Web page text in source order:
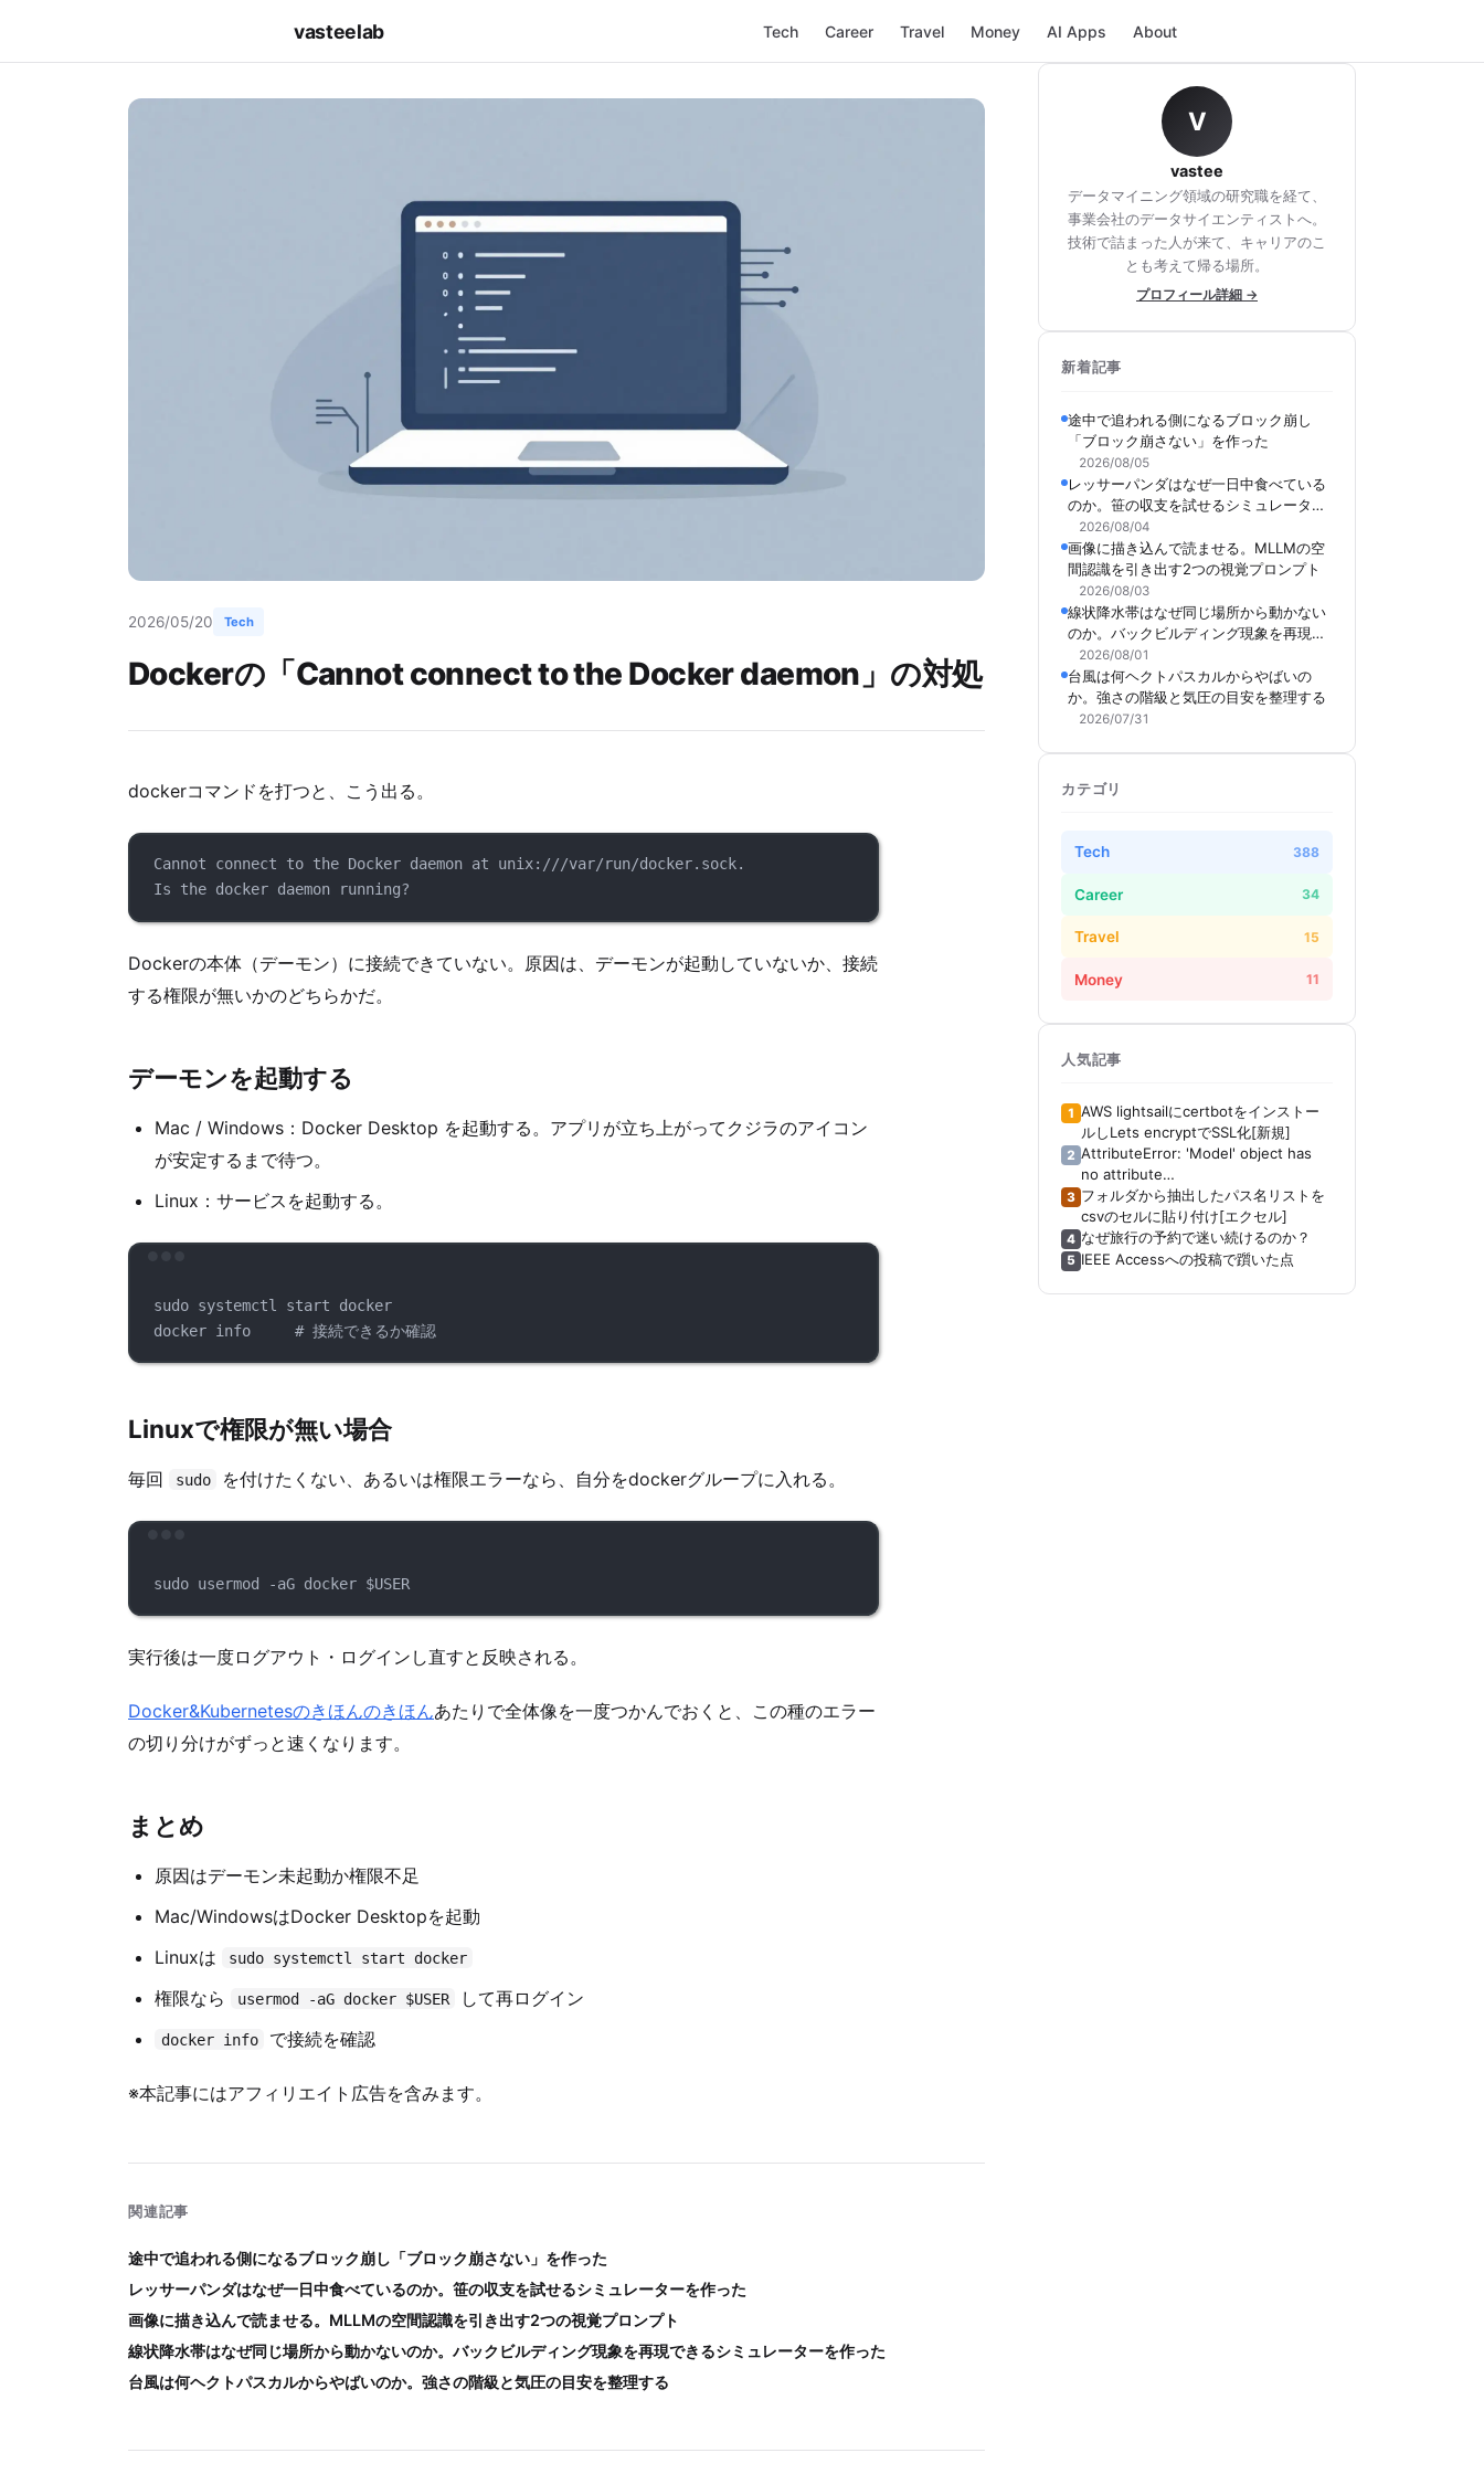
vasteelab Tech Career Travel Money AI Apps About
2026/05/20 Tech
Dockerの「Cannot connect to the Docker daemon」の対処
dockerコマンドを打つと、こう出る。
Cannot connect to the Docker daemon at unix:///var/run/docker.sock.
Is the docker daemon running?
Dockerの本体（デーモン）に接続できていない。原因は、デーモンが起動していないか、接続
する権限が無いかのどちらかだ。
デーモンを起動する
Mac / Windows：Docker Desktop を起動する。アプリが立ち上がってクジラのアイコン
が安定するまで待つ。
Linux：サービスを起動する。
sudo systemctl start
docker
docker info # 接続できるか確認
Linuxで権限が無い場合
毎回 sudo を付けたくない、あるいは権限エラーなら、自分をdockerグループに入れる。
sudo usermod -aG docker $USER
実行後は一度ログアウト・ログインし直すと反映される。
Docker&Kubernetesのきほんのきほんあたりで全体像を一度つかんでおくと、この種のエラー
の切り分けがずっと速くなります。
まとめ
原因はデーモン未起動か権限不足
Mac/WindowsはDocker Desktopを起動
Linuxは
sudo systemctl start docker
権限なら usermod -aG docker $USER して再ログイン
docker info で接続を確認
※本記事にはアフィリエイト広告を含みます。
関連記事
途中で追われる側になるブロック崩し「ブロック崩さない」を作った
レッサーパンダはなぜ一日中食べているのか。笹の収支を試せるシミュレーターを作った
画像に描き込んで読ませる。MLLMの空間認識を引き出す2つの視覚プロンプト
線状降水帯はなぜ同じ場所から動かないのか。バックビルディング現象を再現できるシミュレーターを作った
台風は何ヘクトパスカルからやばいのか。強さの階級と気圧の目安を整理する
V
vastee
データマイニング領域の研究職を経て、
事業会社のデータサイエンティストへ。
技術で詰まった人が来て、キャリアのこ
とも考えて帰る場所。
プロフィール詳細 →
新着記事
途中で追われる側になるブロック崩し
「ブロック崩さない」を作った
2026/08/05
レッサーパンダはなぜ一日中食べている
のか。笹の収支を試せるシミュレーター
を作った
2026/08/04
画像に描き込んで読ませる。MLLMの空
間認識を引き出す2つの視覚プロンプト
2026/08/03
線状降水帯はなぜ同じ場所から動かない
のか。バックビルディング現象を再現で
きるシミュレーターを作った
2026/08/01
台風は何ヘクトパスカルからやばいの
か。強さの階級と気圧の目安を整理する
2026/07/31
カテゴリ
Tech 388
Career 34
Travel 15
Money 11
人気記事
1 AWS lightsailにcertbotをインストー
ルしLets encryptでSSL化[新規]
2 AttributeError: 'Model' object has
no attribute
'_get_distribution_strategy'[Keras]
[Tensorboard]
3 フォルダから抽出したパス名リストを
csvのセルに貼り付け[エクセル]
4 なぜ旅行の予約で迷い続けるのか？
5 IEEE Accessへの投稿で躓いた点